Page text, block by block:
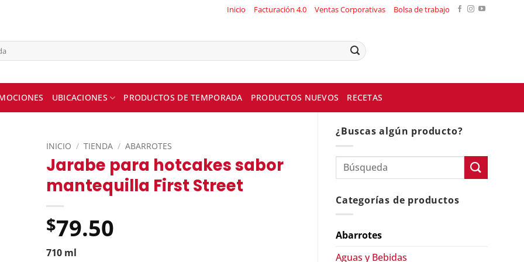
Inicio Facturación 4.0 Ventas Corporativas Bolsa de trabajo
UBICACIONES PRODUCTOS DE TEMPORADA PRODUCTOS NUEVOS RECETAS
¿Buscas algún producto?
Categorías de productos
Abarrotes
Aguas y Bebidas
INICIO / TIENDA / ABARROTES
Jarabe para hotcakes sabor
mantequilla First Street
$79.50
710 ml